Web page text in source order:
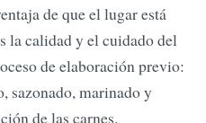
de que el lugar está
la calidad y el cuidado del
de elaboración previo:
sazonado, marinado y
de las carnes.